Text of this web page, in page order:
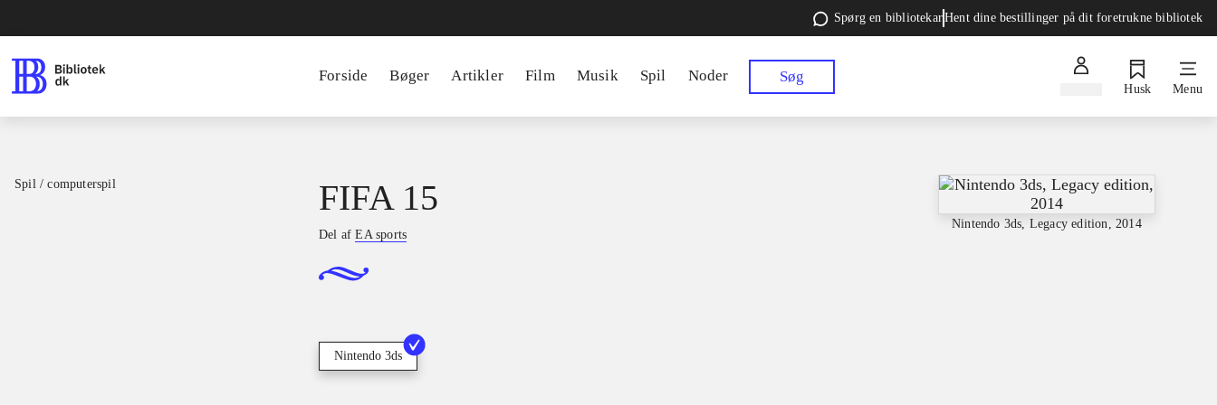
Spørg en bibliotekarHent dine bestillinger på dit foretrukne bibliotek
Forside Bøger Artikler Film Musik Spil Noder Søg
Husk Menu
Spil / computerspil
Nintendo 3ds, Legacy edition, 2014
FIFA 15
Del afEA sports
Nintendo 3ds